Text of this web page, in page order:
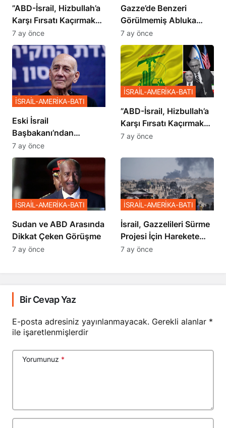
​​​​​​​”ABD-İsrail, Hizbullah’a
Karşı Fırsatı Kaçırmak
İstemiyor”
7 ay önce
​​​​​​​Gazze’de Benzeri
Görülmemiş Abluka
Planı
7 ay önce
Eski İsrail
Başbakanı’ndan
Netanyahu’ya Ağır
Sözler
İSRAİL-AMERİKA-BATI
7 ay önce
​​​​​​​”ABD-İsrail, Hizbullah’a
Karşı Fırsatı Kaçırmak
İstemiyor”
İSRAİL-AMERİKA-BATI
7 ay önce
Sudan ve ABD Arasında
Dikkat Çeken Görüşme
İSRAİL-AMERİKA-BATI
7 ay önce
İsrail, Gazzelileri Sürme
Projesi İçin Harekete
Geçti
İSRAİL-AMERİKA-BATI
7 ay önce
Bir Cevap Yaz
E-posta adresiniz yayınlanmayacak. Gerekli alanlar *
ile işaretlenmişlerdir
Yorumunuz *